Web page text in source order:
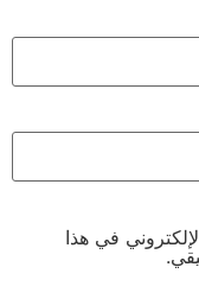
في هذا